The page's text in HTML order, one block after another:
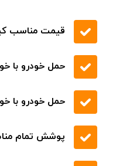
قیمت مناسب
حمل خودرو با
حمل خودرو با
پوشش تمام